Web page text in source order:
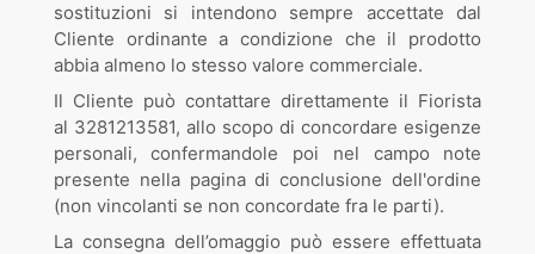
sostituzioni si intendono sempre accettate dal
Cliente ordinante a condizione che il prodotto
abbia almeno lo stesso valore commerciale.
Il Cliente può contattare direttamente il Fiorista
al 3281213581, allo scopo di concordare esigenze
personali, confermandole poi nel campo note
presente nella pagina di conclusione dell'ordine
(non vincolanti se non concordate fra le parti).
La consegna dell’omaggio può essere effettuata